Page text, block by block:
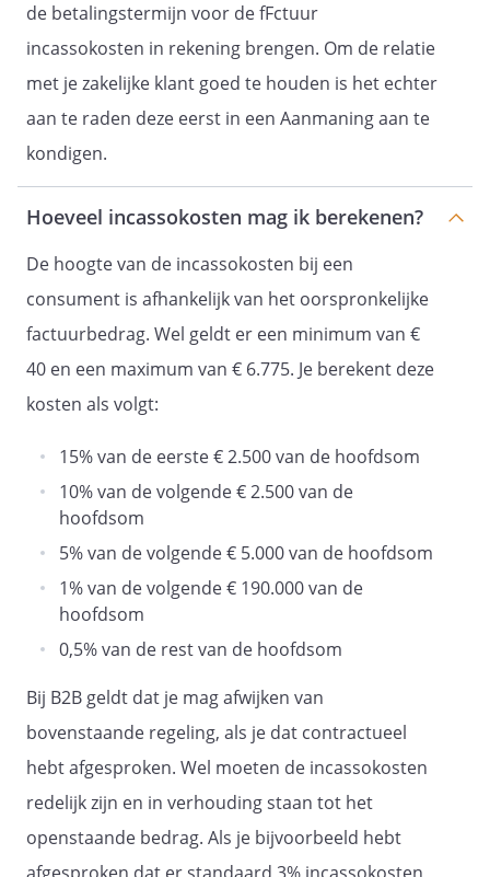
de betalingstermijn voor de fFctuur
incassokosten in rekening brengen. Om de relatie
met je zakelijke klant goed te houden is het echter
aan te raden deze eerst in een Aanmaning aan te
kondigen.
Hoeveel incassokosten mag ik berekenen?
De hoogte van de incassokosten bij een
consument is afhankelijk van het oorspronkelijke
factuurbedrag. Wel geldt er een minimum van €
40 en een maximum van € 6.775. Je berekent deze
kosten als volgt:
15% van de eerste € 2.500 van de hoofdsom
10% van de volgende € 2.500 van de
hoofdsom
5% van de volgende € 5.000 van de hoofdsom
1% van de volgende € 190.000 van de
hoofdsom
0,5% van de rest van de hoofdsom
Bij B2B geldt dat je mag afwijken van
bovenstaande regeling, als je dat contractueel
hebt afgesproken. Wel moeten de incassokosten
redelijk zijn en in verhouding staan tot het
openstaande bedrag. Als je bijvoorbeeld hebt